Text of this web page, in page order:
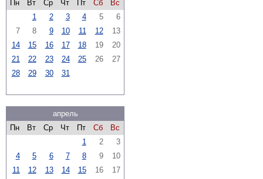
Пн Вт Ср Чт Пт Сб
Вс
1
2 3 4 5
6
7
8 9 10 11 12
13
14
15 16 17 18 19
20
21
22 23 24 25 26
27
28
29 30 31
апрель
Пн
Вт Ср Чт Пт Сб
Вс
1
2
3
4
5 6 7 8 9
10
11
12 13 14 15 16
17